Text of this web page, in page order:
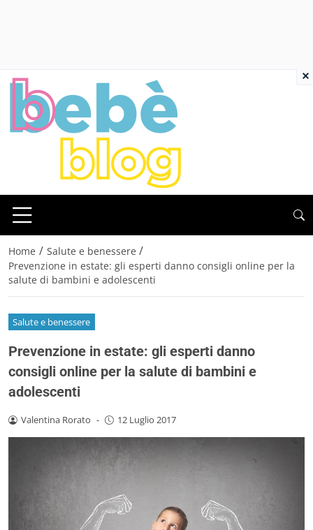
Home / Salute e benessere /
Prevenzione in estate: gli esperti danno consigli online per la
salute di bambini e adolescenti
Salute e benessere
Prevenzione in estate: gli esperti danno
consigli online per la salute di bambini e
adolescenti
Valentina Rorato - 12 Luglio 2017
×